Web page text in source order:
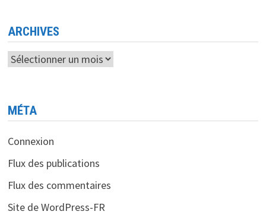
ARCHIVES
Archives
MÉTA
Connexion
Flux des publications
Flux des commentaires
Site de WordPress-FR